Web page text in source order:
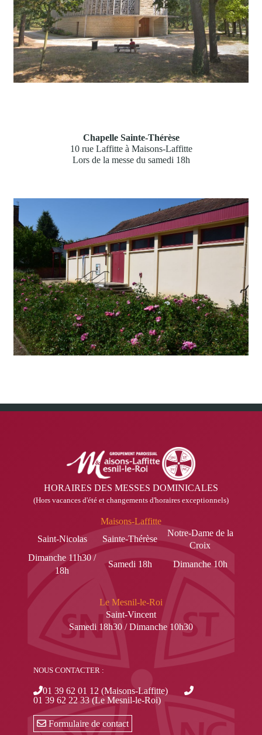
Chapelle Sainte-Thérèse
10 rue Laffitte à Maisons-Laffitte
Lors de la messe du samedi 18h
HORAIRES DES MESSES DOMINICALES
(Hors vacances d'été et changements d'horaires exceptionnels)
Maisons-Laffitte
Saint-Nicolas
Sainte-Thérèse
Notre-Dame de la
Croix
Dimanche 11h30 /
18h
Samedi 18h Dimanche 10h
Le Mesnil-le-Roi
Saint-Vincent
Samedi 18h30 / Dimanche 10h30
NOUS CONTACTER :
01 39 62 01 12 (Maisons-Laffitte)
01 39 62 22 33 (Le Mesnil-le-Roi)
Formulaire de contact